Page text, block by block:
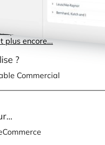
de Projet
Commerciaux
plus encore...
?
Commercial